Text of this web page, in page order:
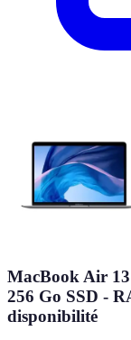
MacBook Air
256 Go SSD -
disponibilité